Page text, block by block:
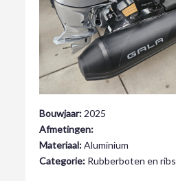
Bouwjaar: 2025
Afmetingen:
Materiaal:Aluminium
Categorie: Rubberboten en ribs